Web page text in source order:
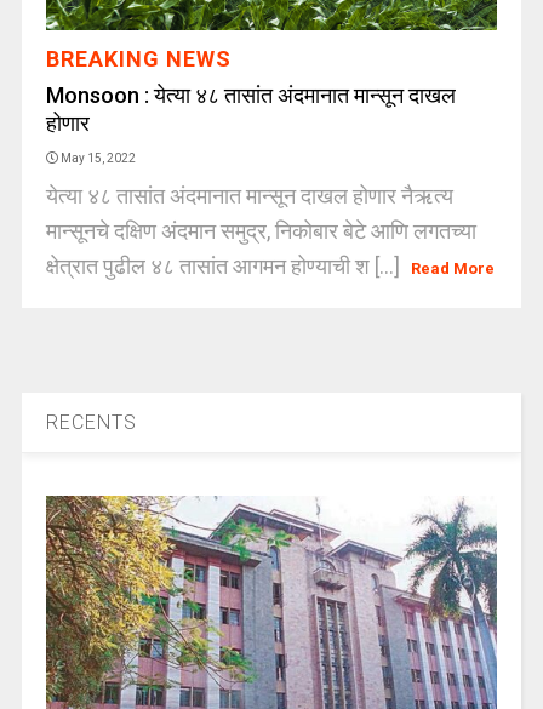
BREAKING NEWS
Monsoon : येत्या ४८ तासांत अंदमानात मान्सून दाखल
होणार
May 15, 2022
येत्या ४८ तासांत अंदमानात मान्सून दाखल होणार नैऋत्य
मान्सूनचे दक्षिण अंदमान समुद्र, निकोबार बेटे आणि लगतच्या
क्षेत्रात पुढील ४८ तासांत आगमन होण्याची श [...]
Read More
RECENTS